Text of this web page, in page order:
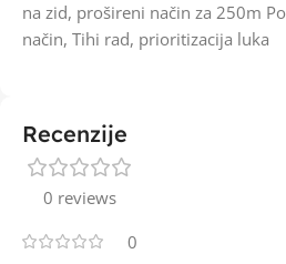
na zid, prošireni način za 250m
način, Tihi rad, prioritizacija luka
Recenzije
0 reviews
0